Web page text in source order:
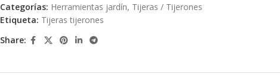
Categorías: Herramientas jardín, Tijeras / Tijerones
Etiqueta: Tijeras tijerones
Share: